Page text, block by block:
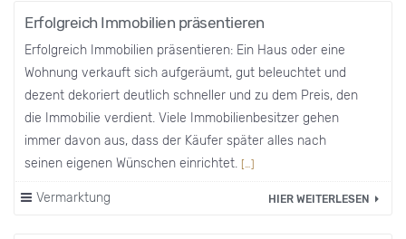
Erfolgreich Immobilien präsentieren
Erfolgreich Immobilien präsentieren: Ein Haus oder eine
Wohnung verkauft sich aufgeräumt, gut beleuchtet und
dezent dekoriert deutlich schneller und zu dem Preis, den
die Immobilie verdient. Viele Immobilienbesitzer gehen
immer davon aus, dass der Käufer später alles nach
seinen eigenen Wünschen einrichtet. […]
Vermarktung HIER WEITERLESEN